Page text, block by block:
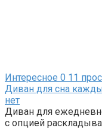
Интересное 0 11
Диван для сна
нет
Диван для
с опцией